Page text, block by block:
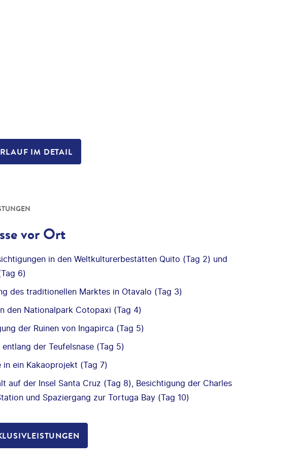
IM DETAIL
vor Ort
in den Weltkulturerbestätten Quito (Tag 2) und
6)
des traditionellen Marktes in Otavalo (Tag 3)
den Nationalpark Cotopaxi (Tag 4)
der Ruinen von Ingapirca (Tag 5)
der Teufelsnase (Tag 5)
in ein Kakaoprojekt (Tag 7)
auf der Insel Santa Cruz (Tag 8), Besichtigung der Charles
und Spaziergang zur Tortuga Bay (Tag 10)